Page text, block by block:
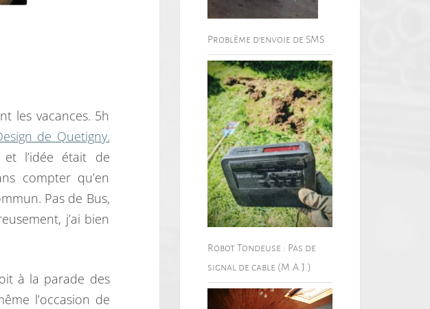
les vacances. 5h
de Quetigny.
l’idée était de
compter qu’en
Pas de Bus,
j’ai bien
à la parade des
l’occasion de
Problème d’envoie de SMS
Robot Tondeuse : Pas de
signal de cable (M.A.J.)